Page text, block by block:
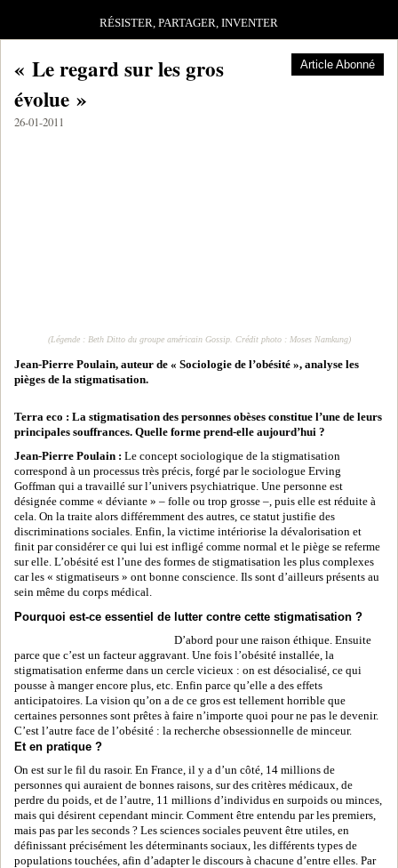
RÉSISTER, PARTAGER, INVENTER
Article Abonné
« Le regard sur les gros
évolue »
26-01-2011
(Légende : Beth Ditto du groupe américain Gossip. Crédit photo : Moses Namkung)
Jean-Pierre Poulain, auteur de « Sociologie de l’obésité », analyse les
pièges de la stigmatisation.
Terra eco : La stigmatisation des personnes obèses constitue l’une de leurs
principales souffrances. Quelle forme prend-elle aujourd’hui ?
Jean-Pierre Poulain : Le concept sociologique de la stigmatisation
correspond à un processus très précis, forgé par le sociologue Erving
Goffman qui a travaillé sur l’univers psychiatrique. Une personne est
désignée comme « déviante » – folle ou trop grosse –, puis elle est réduite à
cela. On la traite alors différemment des autres, ce statut justifie des
discriminations sociales. Enfin, la victime intériorise la dévalorisation et
finit par considérer ce qui lui est infligé comme normal et le piège se referme
sur elle. L’obésité est l’une des formes de stigmatisation les plus complexes
car les « stigmatiseurs » ont bonne conscience. Ils sont d’ailleurs présents au
sein même du corps médical.
Pourquoi est-ce essentiel de lutter contre cette stigmatisation ?
D’abord pour une raison éthique. Ensuite
parce que c’est un facteur aggravant. Une fois l’obésité installée, la
stigmatisation enferme dans un cercle vicieux : on est désocialisé, ce qui
pousse à manger encore plus, etc. Enfin parce qu’elle a des effets
anticipatoires. La vision qu’on a de ce gros est tellement horrible que
certaines personnes sont prêtes à faire n’importe quoi pour ne pas le devenir.
C’est l’autre face de l’obésité : la recherche obsessionnelle de minceur.
Et en pratique ?
On est sur le fil du rasoir. En France, il y a d’un côté, 14 millions de
personnes qui auraient de bonnes raisons, sur des critères médicaux, de
perdre du poids, et de l’autre, 11 millions d’individus en surpoids ou minces,
mais qui désirent cependant mincir. Comment être entendu par les premiers,
mais pas par les seconds ? Les sciences sociales peuvent être utiles, en
définissant précisément les déterminants sociaux, les différents types de
populations touchées, afin d’adapter le discours à chacune d’entre elles. Par